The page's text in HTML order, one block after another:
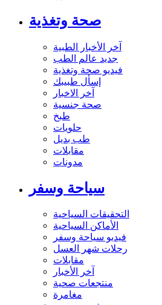
صحة وتغذية
آخر الأخبار الطبية
جديد عالم الطب
فيديو صحة وتغذية
إسأل طبيبك
آخر الاخبار
صحة جنسية
طبخ
حلويات
طب بديل
مقابلات
مدونات
سياحة وسفر
التحقيقات السياحية
الأماكن السياحية
فيديو سياحة وسفر
رحلات شهر العسل
مقابلات
آخر الأخبار
منتجعات صحية
مغامرة